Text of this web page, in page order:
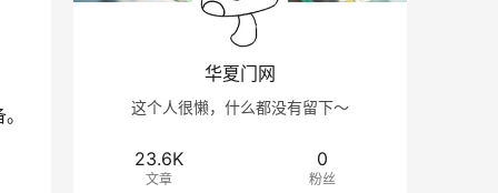
华夏门网
这个人很懒，什么都没有留下～
23.6K
文章
0
粉丝